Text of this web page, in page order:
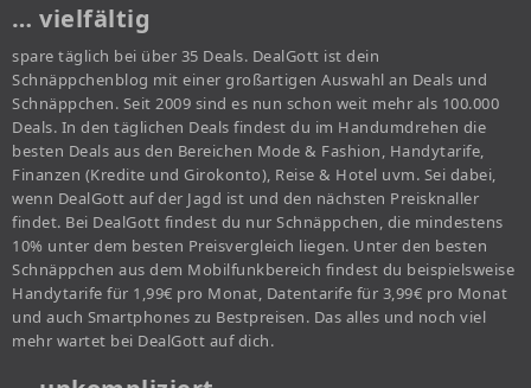
… vielfältig
spare täglich bei über 35 Deals. DealGott ist dein
Schnäppchenblog mit einer großartigen Auswahl an Deals und
Schnäppchen. Seit 2009 sind es nun schon weit mehr als 100.000
Deals. In den täglichen Deals findest du im Handumdrehen die
besten Deals aus den Bereichen Mode & Fashion, Handytarife,
Finanzen (Kredite und Girokonto), Reise & Hotel uvm. Sei dabei,
wenn DealGott auf der Jagd ist und den nächsten Preisknaller
findet. Bei DealGott findest du nur Schnäppchen, die mindestens
10% unter dem besten Preisvergleich liegen. Unter den besten
Schnäppchen aus dem Mobilfunkbereich findest du beispielsweise
Handytarife für 1,99€ pro Monat, Datentarife für 3,99€ pro Monat
und auch Smartphones zu Bestpreisen. Das alles und noch viel
mehr wartet bei DealGott auf dich.